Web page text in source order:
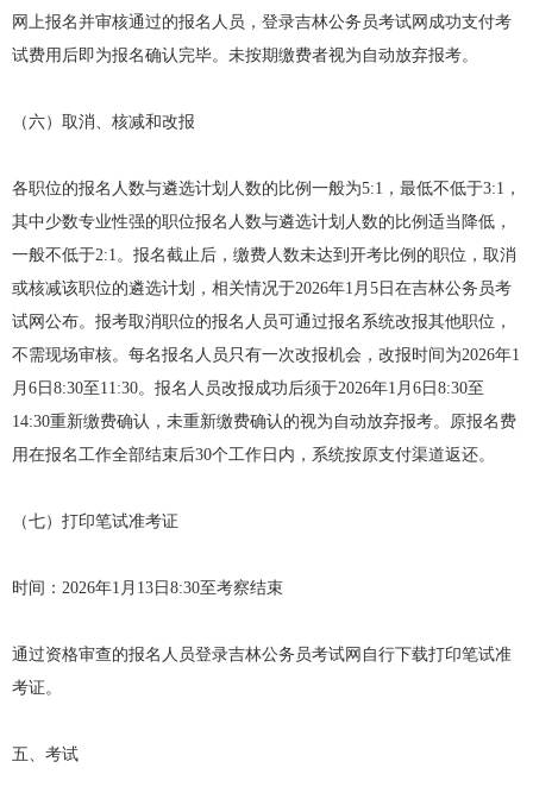
网上报名并审核通过的报名人员，登录吉林公务员考试网成功支付考
试费用后即为报名确认完毕。未按期缴费者视为自动放弃报考。
（六）取消、核减和改报
各职位的报名人数与遴选计划人数的比例一般为5:1，最低不低于3:1，
其中少数专业性强的职位报名人数与遴选计划人数的比例适当降低，
一般不低于2:1。报名截止后，缴费人数未达到开考比例的职位，取消
或核减该职位的遴选计划，相关情况于2026年1月5日在吉林公务员考
试网公布。报考取消职位的报名人员可通过报名系统改报其他职位，
不需现场审核。每名报名人员只有一次改报机会，改报时间为2026年1
月6日8:30至11:30。报名人员改报成功后须于2026年1月6日8:30至
14:30重新缴费确认，未重新缴费确认的视为自动放弃报考。原报名费
用在报名工作全部结束后30个工作日内，系统按原支付渠道返还。
（七）打印笔试准考证
时间：2026年1月13日8:30至考察结束
通过资格审查的报名人员登录吉林公务员考试网自行下载打印笔试准
考证。
五、考试